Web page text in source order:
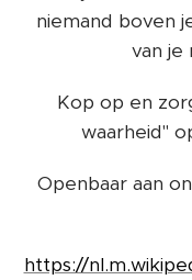
niemand boven
van je
Kop op en
waarheid"
Openbaar aan
https://